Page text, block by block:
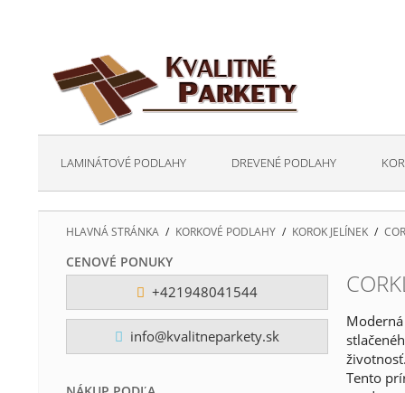
LAMINÁTOVÉ PODLAHY DREVENÉ PODLAHY
HLAVNÁ STRÁNKA / KORKOVÉ PODLAHY / KOROK JELÍNEK /
CENOVÉ PONUKY
+421948041544
info@kvalitneparkety.sk
Tento